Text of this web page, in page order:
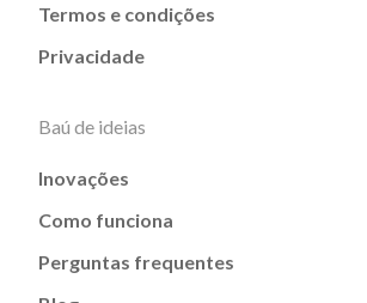
Termos e condições
Privacidade
Baú de ideias
Inovações
Como funciona
Perguntas frequentes